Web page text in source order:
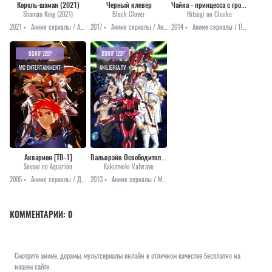
Король-шаман (2021)
Shaman King (2021)
2021 •
Черный клевер
Black Clover
2017 •
Hitsugi no Chaika
2014 •
Акварион [ТВ-1]
Sousei no Aquarion
2005 •
Аниме сериалы / Драма / Меха / Приключения / Фантастика
BDRIP 720P
MC ENTERTAINMENT
Kakumeiki Valvrave
2013 •
Аниме сериалы / Меха / Приключения / Фантастика
BDRIP 720P
ANILIBRIA.TV
КОММЕНТАРИИ: 0
Смотрите аниме, дорамы, мультсериалы онлайн в отличном качестве бесплатно на
нашем сайте.